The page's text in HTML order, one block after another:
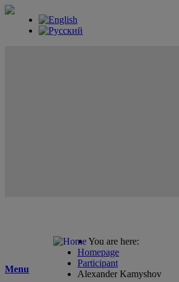
Menu
You are here:
Homepage
Participant
Alexander Kamyshov